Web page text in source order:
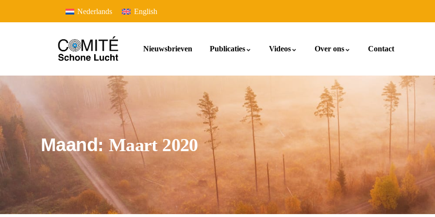
Nederlands English
Nieuwsbrieven Publicaties Videos Over ons Contact
Maand:Maart 2020